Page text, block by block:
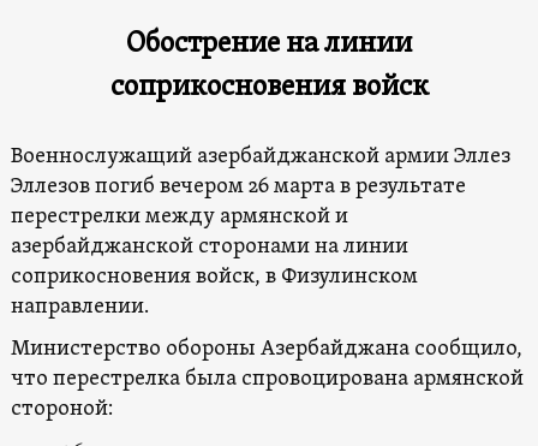
Обострение на линии
соприкосновения войск
Военнослужащий азербайджанской армии Эллез
Эллезов погиб вечером 26 марта в результате
перестрелки между армянской и
азербайджанской сторонами на линии
соприкосновения войск, в Физулинском
направлении.
Министерство обороны Азербайджана сообщило,
что перестрелка была спровоцирована армянской
стороной: